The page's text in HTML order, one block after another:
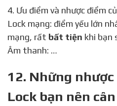
4. Ưu điểm và nhược điểm
Lock mạng: điểm yếu lớn
mạng, rất bất tiện khi bạn
Âm thanh: …
12. Những
Lock bạn nên